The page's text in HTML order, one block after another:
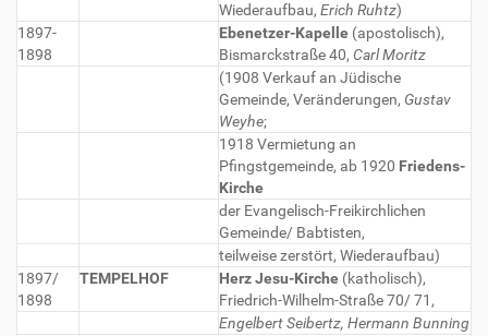
Wiederaufbau, Erich Ruhtz)
1897-
1898
Ebenetzer-Kapelle (apostolisch),
Bismarckstraße 40, Carl Moritz
(1908 Verkauf an Jüdische
Gemeinde, Veränderungen, Gustav
Weyhe;
1918 Vermietung an
Pfingstgemeinde, ab 1920 Friedens-
Kirche
der Evangelisch-Freikirchlichen
Gemeinde/ Babtisten,
teilweise zerstört, Wiederaufbau)
1897/
1898
TEMPELHOF Herz Jesu-Kirche (katholisch),
Friedrich-Wilhelm-Straße 70/ 71,
Engelbert Seibertz, Hermann Bunning